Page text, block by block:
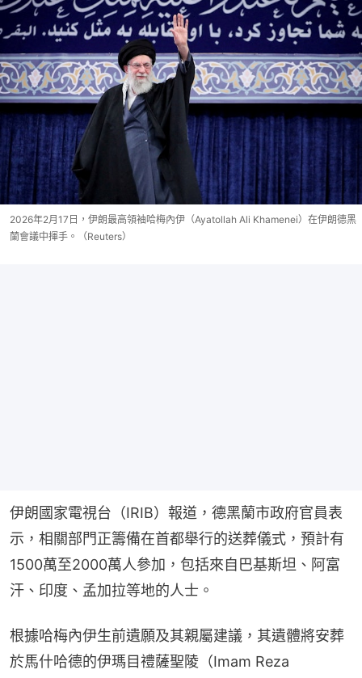
2026年2月17日，伊朗最高領袖哈梅內伊（Ayatollah Ali Khamenei）在伊朗德黑
蘭會議中揮手。（Reuters）
伊朗國家電視台（IRIB）報道，德黑蘭市政府官員表
示，相關部門正籌備在首都舉行的送葬儀式，預計有
1500萬至2000萬人參加，包括來自巴基斯坦、阿富
汗、印度、孟加拉等地的人士。
根據哈梅內伊生前遺願及其親屬建議，其遺體將安葬
於馬什哈德的伊瑪目禮薩聖陵（Imam Reza